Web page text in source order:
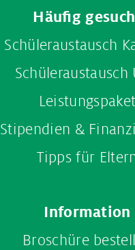
Häufig
Schüleraustausch
Schüleraustausch
Leistungspaket
Stipendien &
Tipps für
Information
Broschüre